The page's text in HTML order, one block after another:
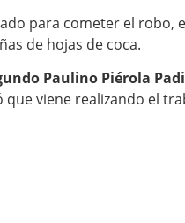
para cometer el robo,
de hojas de coca.
Paulino Piérola
que viene realizando el